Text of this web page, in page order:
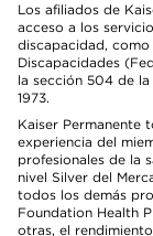
Los afiliados de
acceso a los
discapacidad,
Discapacidades
la sección 504 de
1973.
Kaiser Permanente
experiencia del
profesionales de la
nivel Silver del
todos los demás
Foundation Health
otras, el